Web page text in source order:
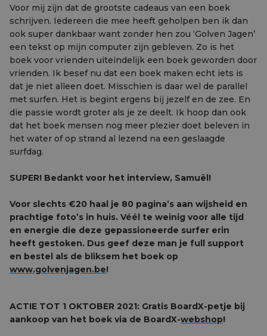
Voor mij zijn dat de grootste cadeaus van een boek
schrijven. Iedereen die mee heeft geholpen ben ik dan
ook super dankbaar want zonder hen zou ‘Golven Jagen’
een tekst op mijn computer zijn gebleven. Zo is het
boek voor vrienden uiteindelijk een boek geworden door
vrienden. Ik besef nu dat een boek maken echt iets is
dat je niet alleen doet. Misschien is daar wel de parallel
met surfen. Het is begint ergens bij jezelf en de zee. En
die passie wordt groter als je ze deelt. Ik hoop dan ook
dat het boek mensen nog meer plezier doet beleven in
het water of op strand al lezend na een geslaagde
surfdag.
SUPER! Bedankt voor het interview, Samuël!
Voor slechts €20 haal je 80 pagina’s aan wijsheid en
prachtige foto’s in huis. Véél te weinig voor alle tijd
en energie die deze gepassioneerde surfer erin
heeft gestoken. Dus geef deze man je full support
en bestel als de bliksem het boek op
www.golvenjagen.be!
ACTIE TOT 1 OKTOBER 2021: Gratis BoardX-petje bij
aankoop van het boek via de BoardX-webshop!